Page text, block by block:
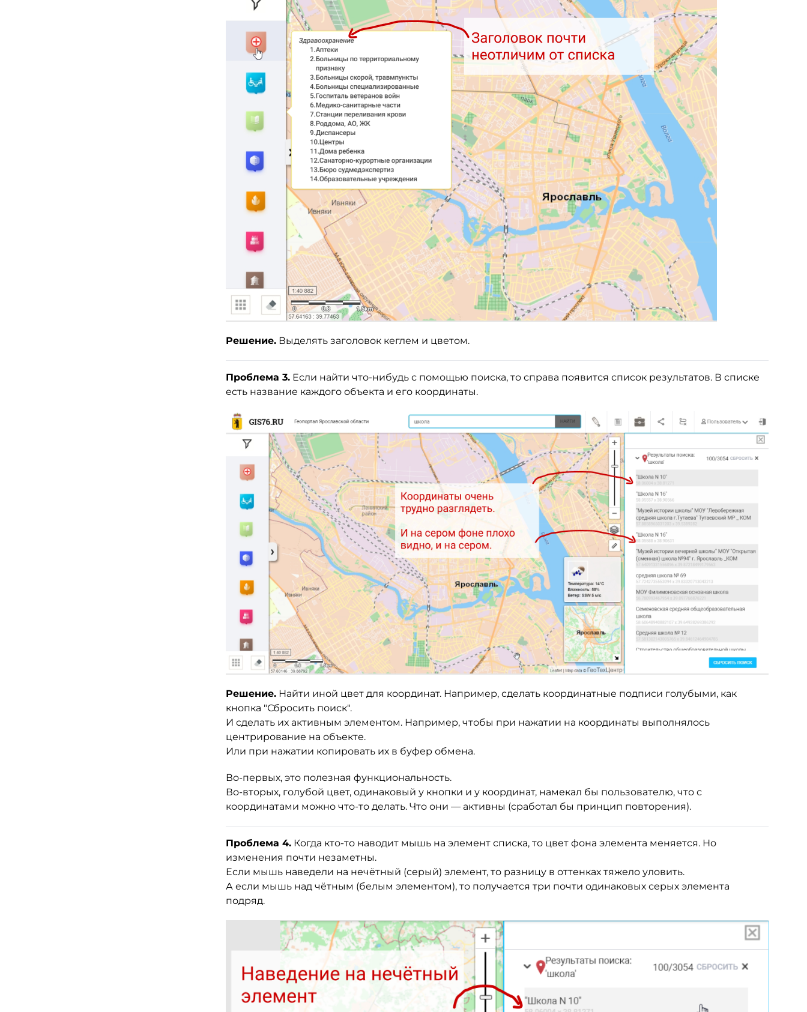
Решение. Выделять заголовок кеглем и цветом.
Проблема 3. Если найти что-нибудь с помощью поиска, то справа появится список результатов. В списке
есть название каждого объекта и его координаты.
Решение. Найти иной цвет для координат. Например, сделать координатные подписи голубыми, как
кнопка "Сбросить поиск".
И сделать их активным элементом. Например, чтобы при нажатии на координаты выполнялось
центрирование на объекте.
Или при нажатии копировать их в буфер обмена.
Во-первых, это полезная функциональность.
Во-вторых, голубой цвет, одинаковый у кнопки и у координат, намекал бы пользователю, что с
координатами можно что-то делать. Что они — активны (сработал бы принцип повторения).
Проблема 4. Когда кто-то наводит мышь на элемент списка, то цвет фона элемента меняется. Но
изменения почти незаметны.
Если мышь наведели на нечётный (серый) элемент, то разницу в оттенках тяжело уловить.
А если мышь над чётным (белым элементом), то получается три почти одинаковых серых элемента
подряд.